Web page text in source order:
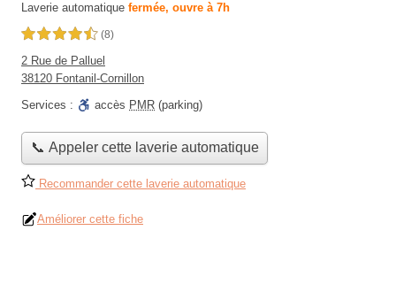
Laverie automatique fermée, ouvre à 7h
4,5 étoiles sur 5 (8)
2 Rue de Palluel
38120 Fontanil-Cornillon
Services :
accès PMR (parking)
📞 Appeler cette laverie automatique
Recommander cette laverie automatique
Améliorer cette fiche